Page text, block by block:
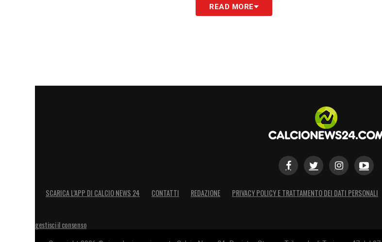
READ MORE
SCARICA L’APP DI CALCIO NEWS 24 CONTATTI REDAZIONE PRIVACY POLICY E TRATTAMENTO DEI DATI PERSONALI
gestisci il consenso